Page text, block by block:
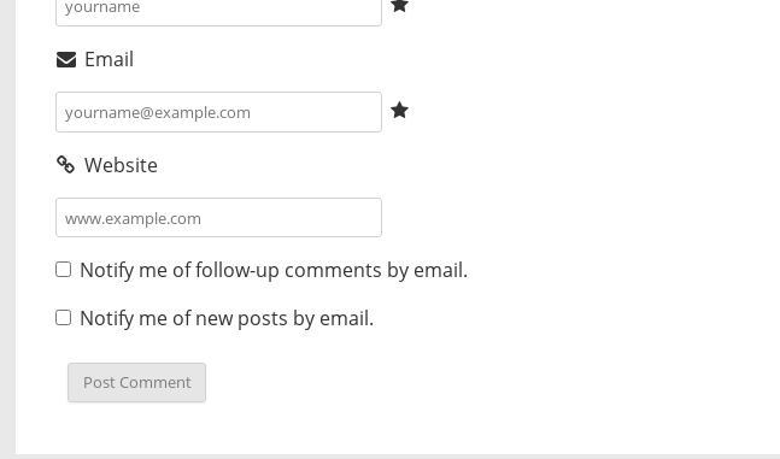
Email
Website
Notify me of follow-up comments by email.
Notify me of new posts by email.